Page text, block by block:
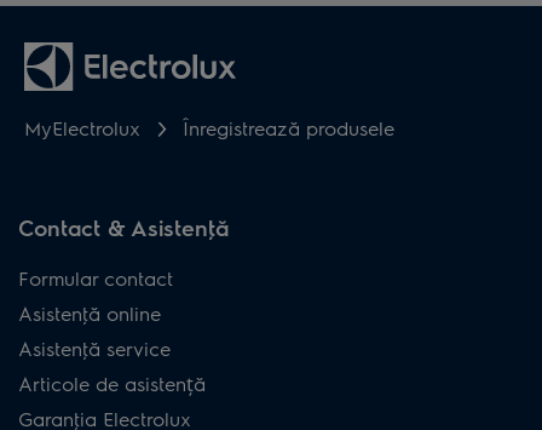
MyElectrolux Înregistrează produsele
Contact & Asistenţă
Formular contact
Asistenţă online
Asistenţă service
Articole de asistență
Garanţia Electrolux